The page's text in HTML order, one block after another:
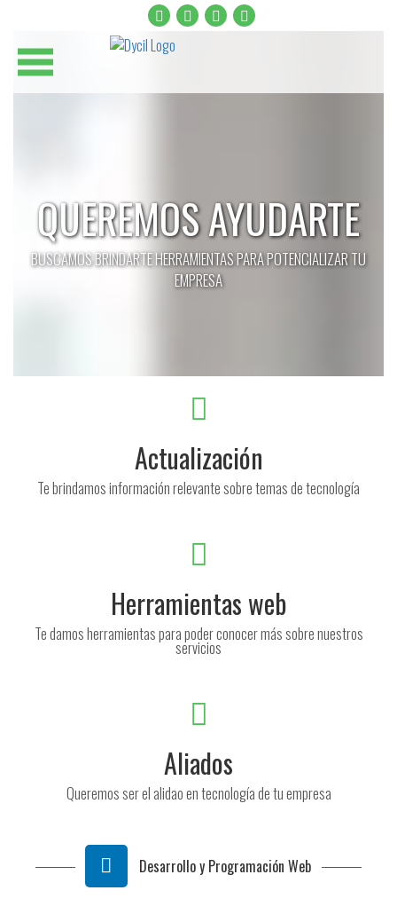
QUEREMOS AYUDARTE
BUSCAMOS BRINDARTE HERRAMIENTAS PARA POTENCIALIZAR TU
EMPRESA
Actualización
Te brindamos información relevante sobre temas de tecnología
Herramientas web
Te damos herramientas para poder conocer más sobre nuestros
servicios
Aliados
Queremos ser el alidao en tecnología de tu empresa
Desarrollo y Programación Web